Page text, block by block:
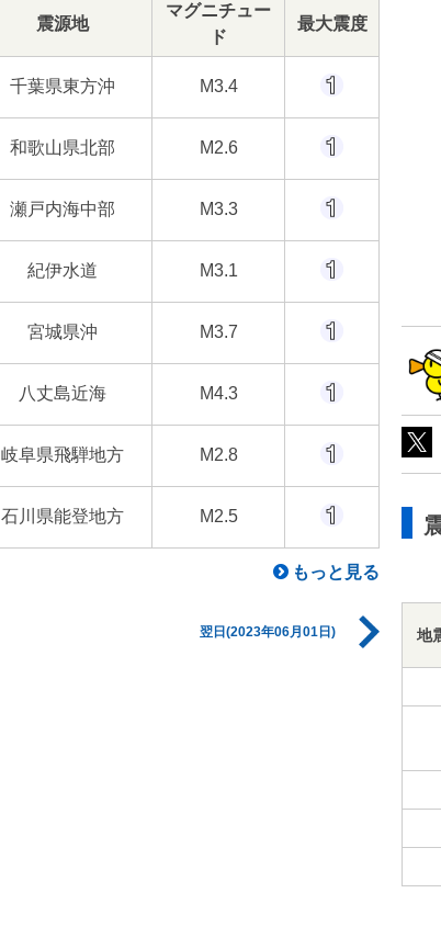
震源地
マグニチュー
ド
最大震度
千葉県東方沖 M3.4
和歌山県北部 M2.6
瀬戸内海中部 M3.3
紀伊水道 M3.1
宮城県沖 M3.7
八丈島近海 M4.3
岐阜県飛騨地方 M2.8
石川県能登地方 M2.5
もっと見る
翌日(2023年06月01日) 地